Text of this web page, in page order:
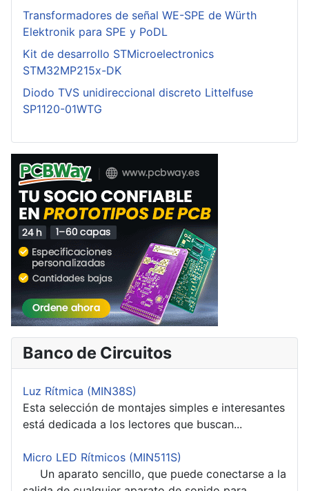
Transformadores de señal WE-SPE de Würth
Elektronik para SPE y PoDL
Kit de desarrollo STMicroelectronics
STM32MP215x-DK
Diodo TVS unidireccional discreto Littelfuse
SP1120-01WTG
Banco de Circuitos
Luz Rítmica (MIN38S)
Esta selección de montajes simples e interesantes
está dedicada a los lectores que buscan...
Micro LED Rítmicos (MIN511S)
Un aparato sencillo, que puede conectarse a la